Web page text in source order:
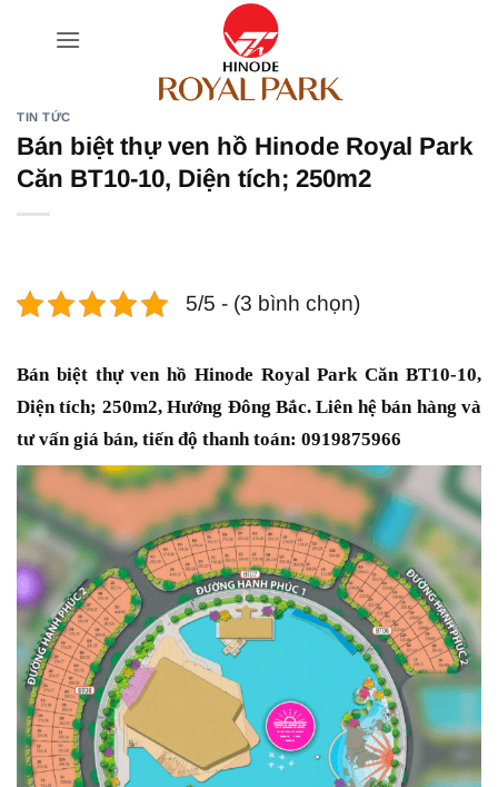
TIN TỨC
Bán biệt thự ven hồ Hinode Royal Park
Căn BT10-10, Diện tích; 250m2
5/5 - (3 bình chọn)
Bán biệt thự ven hồ Hinode Royal Park Căn BT10-10,
Diện tích; 250m2, Hướng Đông Bắc. Liên hệ bán hàng và
tư vấn giá bán, tiến độ thanh toán: 0919875966